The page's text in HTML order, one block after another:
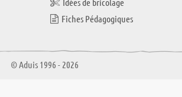
Fiches Pédagogiques
© Aduis 1996 - 2026